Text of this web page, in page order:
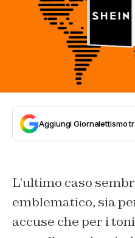
Aggiungi Giornalettismo
L’ultimo caso
emblematico, sia
accuse che per i